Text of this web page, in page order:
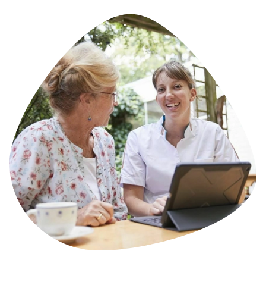
Onze werkwijze
Onze partnerschappen
Ondersteunende diensten
Contact
PUUR. aanvragen